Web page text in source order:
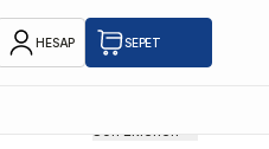
HESAP SEPET
Son Eklenen